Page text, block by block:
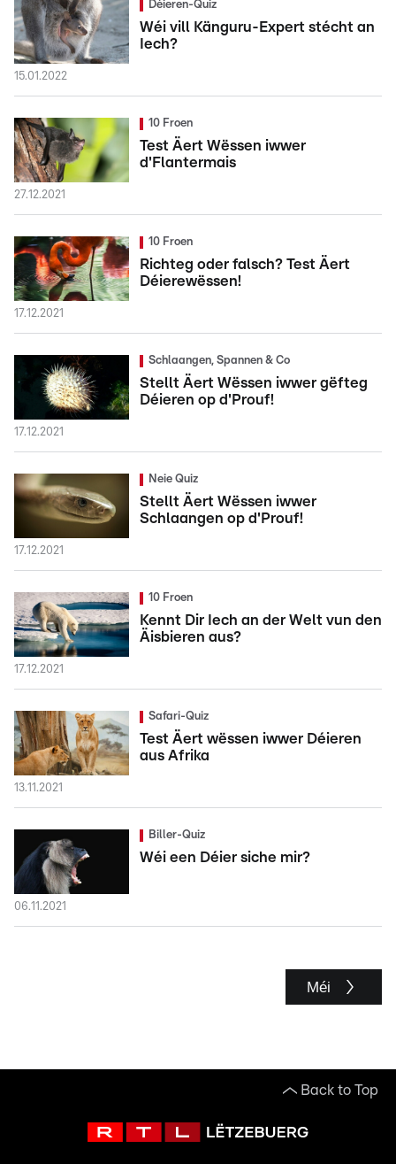
Déieren-Quiz
Wéi vill Känguru-Expert stécht an
Iech?
15.01.2022
10 Froen
Test Äert Wëssen iwwer
d'Flantermais
27.12.2021
10 Froen
Richteg oder falsch? Test Äert
Déierewëssen!
17.12.2021
Schlaangen, Spannen & Co
Stellt Äert Wëssen iwwer gëfteg
Déieren op d'Prouf!
17.12.2021
Neie Quiz
Stellt Äert Wëssen iwwer
Schlaangen op d'Prouf!
17.12.2021
10 Froen
Kennt Dir Iech an der Welt vun den
Äisbieren aus?
17.12.2021
Safari-Quiz
Test Äert wëssen iwwer Déieren
aus Afrika
13.11.2021
Biller-Quiz
Wéi een Déier siche mir?
06.11.2021
Méi
Back to Top